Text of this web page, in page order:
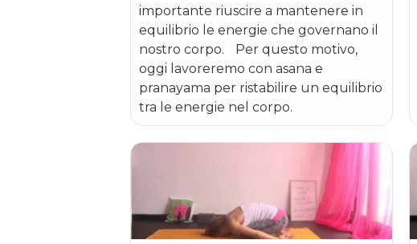
importante riuscire a mantenere in
equilibrio le energie che governano il
nostro corpo. Per questo motivo,
oggi lavoreremo con asana e
pranayama per ristabilire un equilibrio
tra le energie nel corpo.